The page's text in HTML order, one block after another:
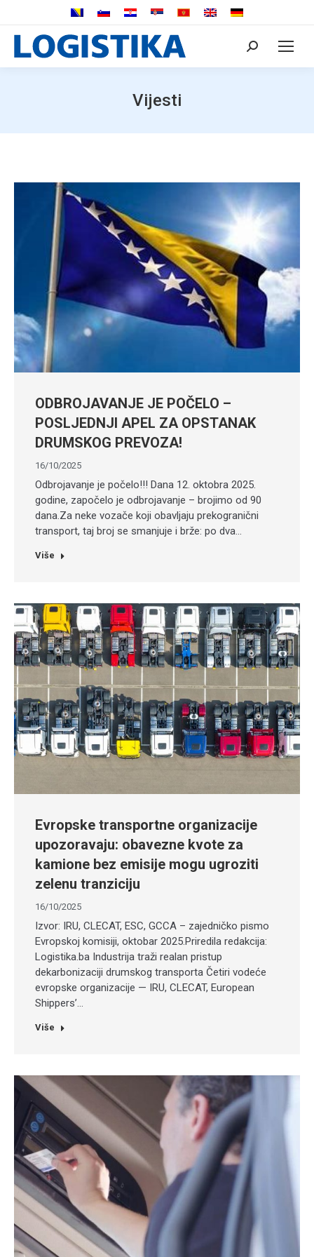
Search:
Vijesti
ODBROJAVANJE JE POČELO –
POSLJEDNJI APEL ZA OPSTANAK
DRUMSKOG PREVOZA!
16/10/2025
Odbrojavanje je počelo!!! Dana 12. oktobra 2025.
godine, započelo je odbrojavanje – brojimo od 90
dana.Za neke vozače koji obavljaju prekogranični
transport, taj broj se smanjuje i brže: po dva…
Više
Evropske transportne organizacije
upozoravaju: obavezne kvote za
kamione bez emisije mogu ugroziti
zelenu tranziciju
16/10/2025
Izvor: IRU, CLECAT, ESC, GCCA – zajedničko pismo
Evropskoj komisiji, oktobar 2025.Priredila redakcija:
Logistika.ba Industrija traži realan pristup
dekarbonizaciji drumskog transporta Četiri vodeće
evropske organizacije — IRU, CLECAT, European
Shippers’…
Više